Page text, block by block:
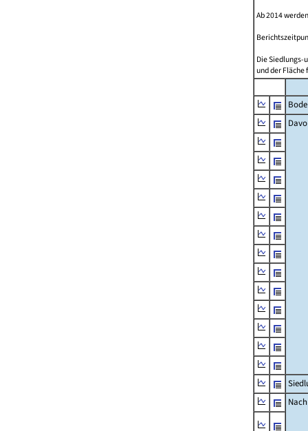
Ab 2014
Die Siedlungs-
und der Fläche